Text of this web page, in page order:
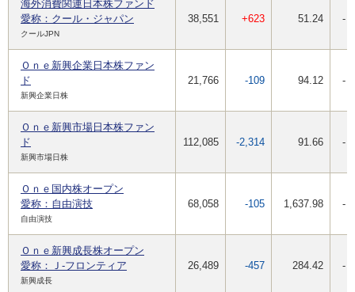
海外消費関連日本株ファンド
愛称：クール・ジャパン
クールJPN
38,551 +623 51.24 -
Ｏｎｅ新興企業日本株ファン
ド
新興企業日株
21,766 -109 94.12 -
Ｏｎｅ新興市場日本株ファン
ド
新興市場日株
112,085 -2,314 91.66 -
Ｏｎｅ国内株オープン
愛称：自由演技
自由演技
68,058 -105 1,637.98 -
Ｏｎｅ新興成長株オープン
愛称：Ｊ-フロンティア
新興成長
26,489 -457 284.42 -